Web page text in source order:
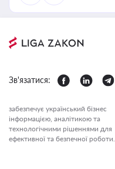
Зв'язатися:
забезпечує український бізнес
інформацією, аналітикою та
технологічними рішеннями для
ефективної та безпечної роботи.